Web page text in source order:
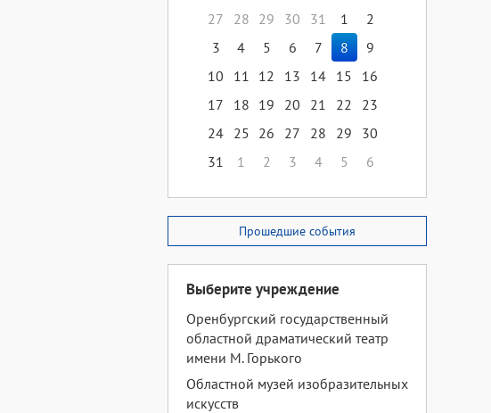
27
28 29 30 31 1
2
3
4 5 6 7 8
9
10
11 12 13 14 15
16
17
18 19 20 21 22
23
24 25 26 27 28 29
30
31
1 2 3 4 5 6
Прошедшие события
Выберите учреждение
Оренбургский государственный
областной драматический театр
имени М. Горького
Областной музей изобразительных
искусств